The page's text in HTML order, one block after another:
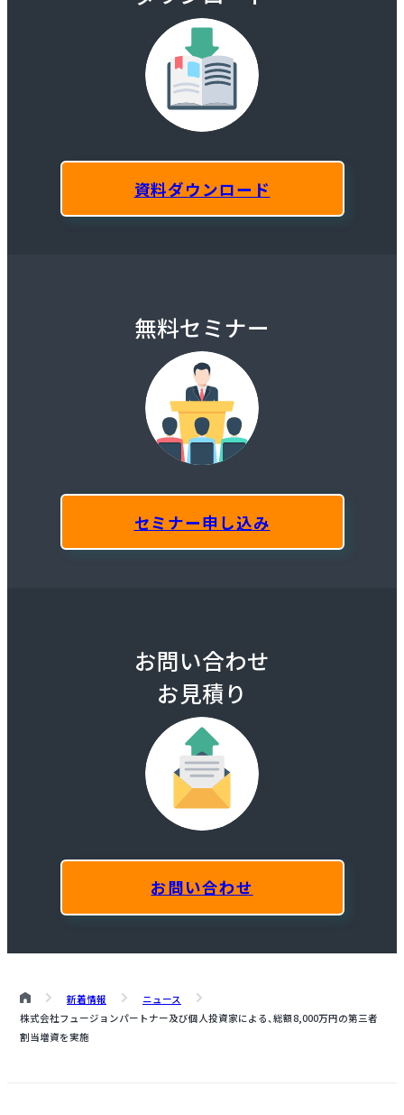
資料ダウンロード
無料セミナー
セミナー申し込み
お問い合わせ
お見積り
お問い合わせ
新着情報
ニュース
株式会社フュージョンパートナー及び個人投資家による、総額8,000万円の第三者
割当増資を実施